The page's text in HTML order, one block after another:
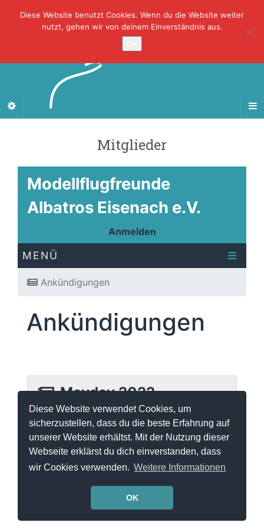
Mitglieder
Diese Website benutzt Cookies. Wenn du die Website weiter
nutzt, gehen wir von deinem Einverständnis aus.